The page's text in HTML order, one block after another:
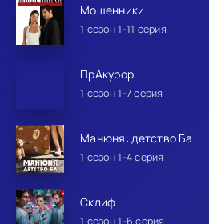
Мошенники
1 сезон 1-11 серия
ПрАкурор
1 сезон 1-7 серия
Манюня: детство Ба
1 сезон 1-4 серия
Склиф
1 сезон 1-6 серия